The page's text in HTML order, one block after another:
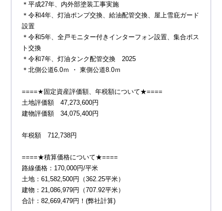
＊平成27年、内外部塗装工事実施
＊令和4年、灯油ポンプ交換、給油配管交換、屋上雪庇ガード
設置
＊令和5年、全戸モニター付きインターフォン設置、集合ポス
ト交換
＊令和7年、灯油タンク配管交換 2025
＊北側公道6.0ｍ ・ 東側公道8.0ｍ
====★固定資産評価額、年税額について★====
土地評価額 47,273,600円
建物評価額 34,075,400円
年税額 712,738円
====★積算価格について★====
路線価格：170,000円/平米
土地：61,582,500円（362.25平米）
建物：21,086,979円（707.92平米）
合計：82,669,479円！(弊社計算)